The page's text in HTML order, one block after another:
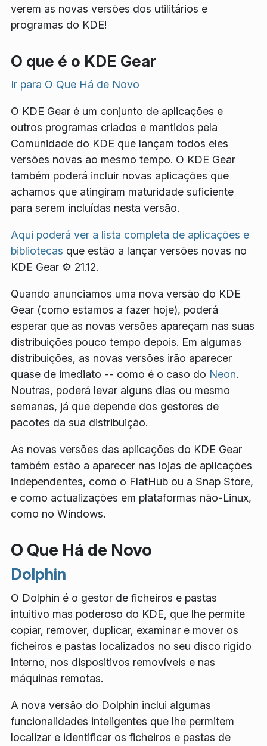
verem as novas versões dos utilitários e
programas do KDE!
O que é o KDE Gear
Ir para O Que Há de Novo
O KDE Gear é um conjunto de aplicações e
outros programas criados e mantidos pela
Comunidade do KDE que lançam todos eles
versões novas ao mesmo tempo. O KDE Gear
também poderá incluir novas aplicações que
achamos que atingiram maturidade suficiente
para serem incluídas nesta versão.
Aqui poderá ver a lista completa de aplicações e
bibliotecas que estão a lançar versões novas no
KDE Gear ⚙️ 21.12.
Quando anunciamos uma nova versão do KDE
Gear (como estamos a fazer hoje), poderá
esperar que as novas versões apareçam nas suas
distribuições pouco tempo depois. Em algumas
distribuições, as novas versões irão aparecer
quase de imediato -- como é o caso do Neon.
Noutras, poderá levar alguns dias ou mesmo
semanas, já que depende dos gestores de
pacotes da sua distribuição.
As novas versões das aplicações do KDE Gear
também estão a aparecer nas lojas de aplicações
independentes, como o FlatHub ou a Snap Store,
e como actualizações em plataformas não-Linux,
como no Windows.
O Que Há de Novo
Dolphin
O Dolphin é o gestor de ficheiros e pastas
intuitivo mas poderoso do KDE, que lhe permite
copiar, remover, duplicar, examinar e mover os
ficheiros e pastas localizados no seu disco rígido
interno, nos dispositivos removíveis e nas
máquinas remotas.
A nova versão do Dolphin inclui algumas
funcionalidades inteligentes que lhe permitem
localizar e identificar os ficheiros e pastas de